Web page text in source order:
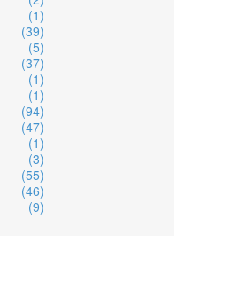
(1)
(39)
(5)
(37)
(1)
(1)
(94)
(47)
(1)
(3)
(55)
(46)
(9)